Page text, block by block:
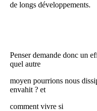
de longs développements.
Penser demande donc un
quel autre
moyen pourrions nous
envahit ? et
comment vivre si